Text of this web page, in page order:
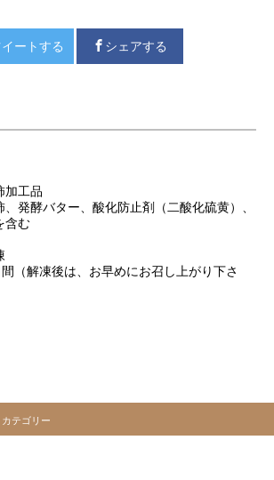
ートする シェアする
工品
酵バター、酸化防止剤（二酸化硫黄）、
含む
解凍後は、お早めにお召し上がり下さ
カテゴリー